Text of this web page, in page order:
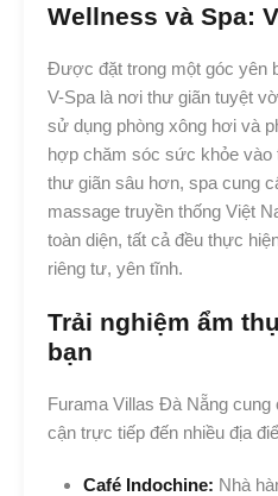
Wellness và Spa:
Được đặt trong một góc yên
V-Spa là nơi thư giãn tuyệt
sử dụng phòng xông hơi và
hợp chăm sóc sức khỏe vào
thư giãn sâu hơn, spa cung
massage truyền thống Việt
toàn diện, tất cả đều thực
riêng tư, yên tĩnh.
Trải nghiệm ẩm
bạn
Furama Villas Đà Nẵng
cận trực tiếp đến nhiều địa
Café Indochine: Nhà